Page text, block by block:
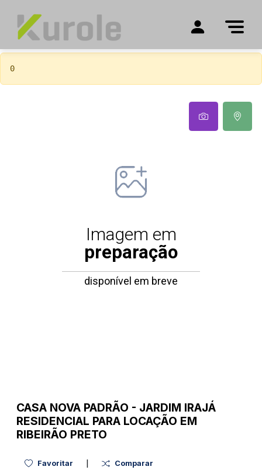
0
Imagem em
preparação
disponível em breve
CASA NOVA PADRÃO - JARDIM IRAJÁ
RESIDENCIAL PARA LOCAÇÃO EM
RIBEIRÃO PRETO
Favoritar | Comparar